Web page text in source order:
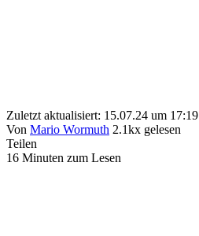
Zuletzt aktualisiert: 15.07.24 um 17:19
Von Mario Wormuth 2.1kx gelesen
Teilen
16 Minuten zum Lesen